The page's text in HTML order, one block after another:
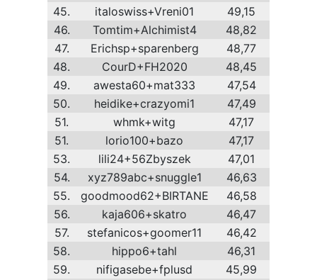
45.
italoswiss+Vreni01
49,15
46.
Tomtim+Alchimist4
48,82
47.
Erichsp+sparenberg
48,77
48.
CourD+FH2020
48,45
49.
awesta60+mat333
47,54
50.
heidike+crazyomi1
47,49
51.
whmk+witg
47,17
51.
lorio100+bazo
47,17
53.
lili24+56Zbyszek
47,01
54.
xyz789abc+snuggle1
46,63
55.
goodmood62+BIRTANE
46,58
56.
kaja606+skatro
46,47
57.
stefanicos+goomer11
46,42
58.
hippo6+tahl
46,31
59.
nifigasebe+fplusd
45,99